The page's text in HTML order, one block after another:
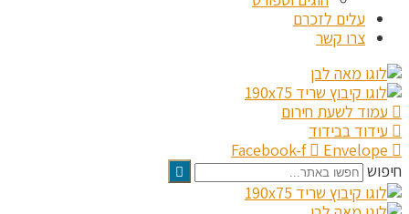
עלים לזכרם
צרו קשר
עמוד לשעת חירום
עידוד בבידוד
Facebook-f
Envelope
חיפוש